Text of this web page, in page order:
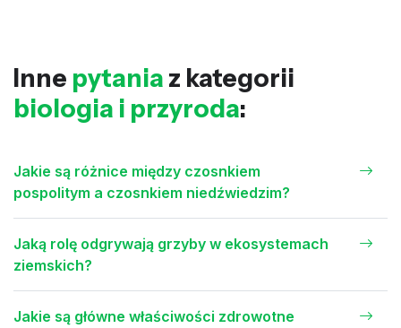
Inne pytania z kategorii
biologia i przyroda:
Jakie są różnice między czosnkiem
pospolitym a czosnkiem niedźwiedzim?
Jaką rolę odgrywają grzyby w ekosystemach
ziemskich?
Jakie są główne właściwości zdrowotne